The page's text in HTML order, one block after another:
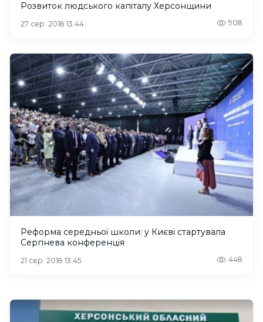
Розвиток людського капіталу Херсонщини
27 сер. 2018 13:44 908
Реформа середньої школи: у Києві стартувала
Серпнева конференція
21 сер. 2018 13:45 448